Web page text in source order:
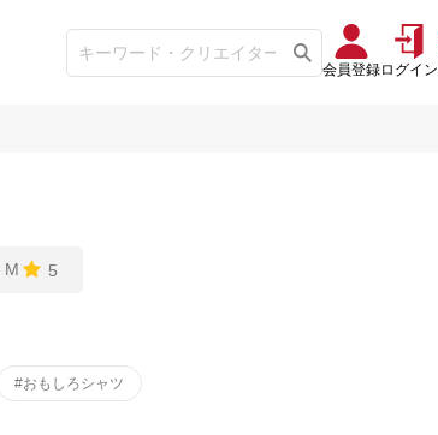
会員登録ログイン
M 5
#おもしろシャツ